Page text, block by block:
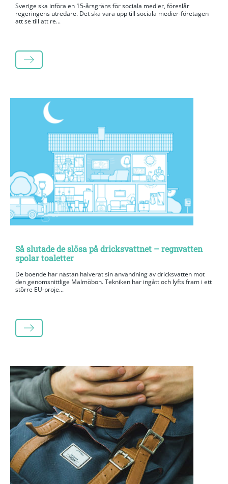
Sverige ska införa en 15-årsgräns för sociala medier, föreslår
regeringens utredare. Det ska vara upp till sociala medier-företagen
att se till att re...
LÄS MER
Så slutade de slösa på dricksvattnet – regnvatten
spolar toaletter
De boende har nästan halverat sin användning av dricksvatten mot
den genomsnittlige Malmöbon. Tekniken har ingått och lyfts fram i ett
större EU-proje...
LÄS MER